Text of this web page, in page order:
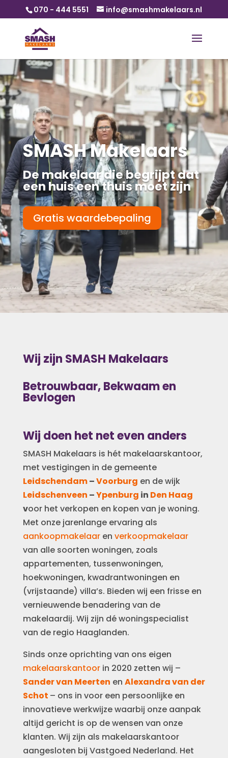
070 - 444 5551 info@smashmakelaars.nl
SMASH Makelaars
De makelaar die begrijpt dat
een huis een thuis moet zijn
Gratis waardebepaling
Wij zijn SMASH Makelaars
Betrouwbaar, Bekwaam en
Bevlogen
Wij doen het net even anders
SMASH Makelaars is hét makelaarskantoor,
met vestigingen in de gemeente
Leidschendam–Voorburg en de wijk
Leidschenveen –Ypenburg in Den Haag
voor het verkopen en kopen van je woning.
Met onze jarenlange ervaring als
aankoopmakelaaren verkoopmakelaar
van alle soorten woningen, zoals
appartementen, tussenwoningen,
hoekwoningen, kwadrantwoningen en
(vrijstaande) villa’s. Bieden wij een frisse en
vernieuwende benadering van de
makelaardij. Wij zijn dé woningspecialist
van de regio Haaglanden.
Sinds onze oprichting van ons eigen
makelaarskantoorin 2020 zetten wij –
Sander van Meerten en Alexandra van der
Schot – ons in voor een persoonlijke en
innovatieve werkwijze waarbij onze aanpak
altijd gericht is op de wensen van onze
klanten. Wij zijn als makelaarskantoor
aangesloten bij Vastgoed Nederland. Het